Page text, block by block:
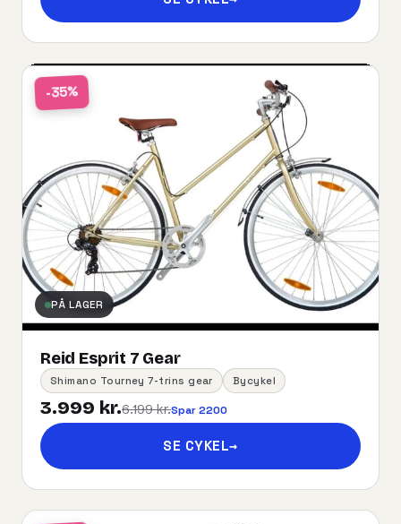
-35%
PÅ LAGER
Reid Esprit 7 Gear
Shimano Tourney 7-trins gear Bycykel
3.999 kr.6.199 kr.Spar 2200
SE CYKEL→